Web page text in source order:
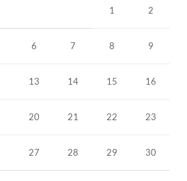
1 2
6 7 8 9
13 14 15 16
20 21 22 23
27 28 29 30